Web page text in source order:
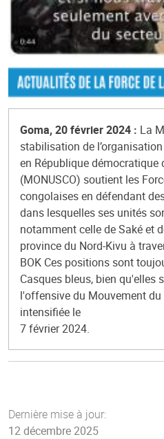
Goma, 20 février 2024 : La
stabilisation de
en République démocratique
(MONUSCO) soutient les
congolaises en défendant
dans lesquelles ses unités
notamment celle de Saké et
province du Nord-Kivu à
BOK Ces positions sont
Casques bleus, bien qu'elles
l'offensive du Mouvement
intensifiée le
7 février 2024.
Dernière mise à jour:
12 décembre 2025